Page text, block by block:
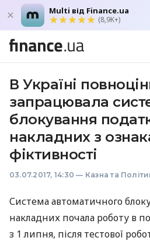
Multi від Finance.ua
(8,9K+)
В Україні
запрацювала
блокування
накладних з
фіктивності
03.07.2017, 14:30 — Казна та
Система автоматичного
накладних почала роботу в
з 1 липня, після тестової